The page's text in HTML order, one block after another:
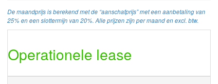
De maandprijs is berekend met de “aanschafprijs” met een aanbetaling van
25% en een slottermijn van 20%. Alle prijzen zijn per maand en excl. btw.
Operationele lease